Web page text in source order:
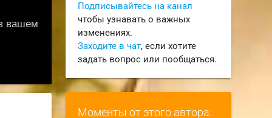
Подписывайтесь на канал
чтобы узнавать о важных
изменениях.
Заходите в чат, если хотите
задать вопрос или пообщаться.
Моменты от этого автора: